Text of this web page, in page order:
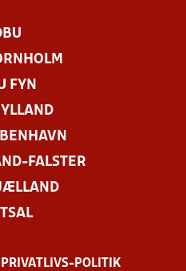
FYN
FALSTER
PRIVATLIVS-POLITIK